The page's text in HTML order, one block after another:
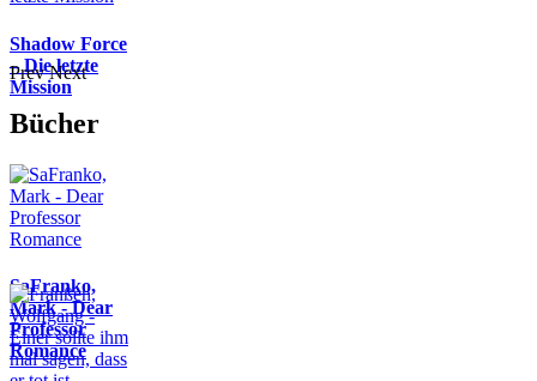
Shadow Force
– Die letzte
Mission
Prev Next
Bücher
SaFranko,
Mark - Dear
Professor
Romance